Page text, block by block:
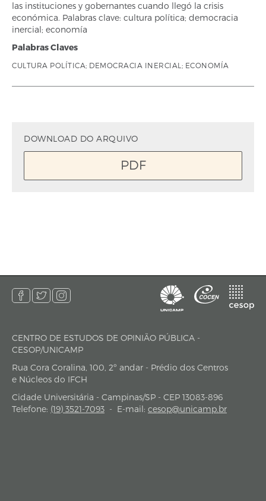
las instituciones y gobernantes cuando llegó la crisis
económica. Palabras clave: cultura política; democracia
inercial; economía
Palabras Claves
CULTURA POLÍTICA; DEMOCRACIA INERCIAL; ECONOMÍA
DOWNLOAD DO ARQUIVO
PDF
endereço
CENTRO DE ESTUDOS DE OPINIÃO PÚBLICA -
CESOP/UNICAMP
Rua Cora Coralina, 100, 2º andar - Prédio dos Centros
e Núcleos do IFCH
Cidade Universitária - Campinas/SP - CEP 13083-896
Telefone: (19) 3521-7093 - E-mail: cesop@unicamp.br